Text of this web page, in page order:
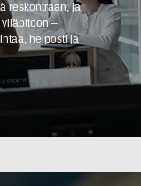
reskontraan, ja
–
helposti ja